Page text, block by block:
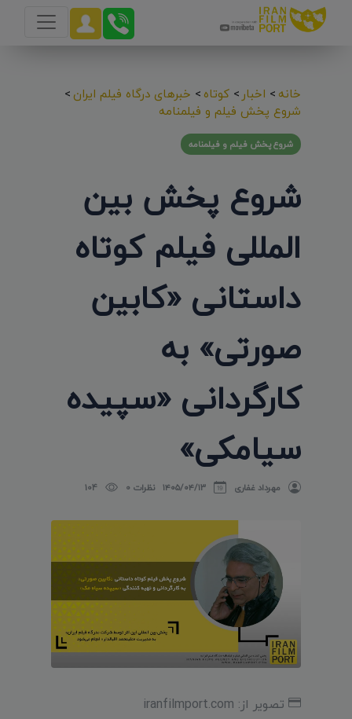
خانه> اخبار> کوتاه> خبرهای درگاه فیلم ایران>
شروع پخش فیلم و فیلمنامه
شروع پخش فیلم و فیلمنامه
شروع پخش بین
المللی فیلم کوتاه
داستانی «کابین
صورتی» به
کارگردانی «سپیده
سیامکی»
مهرداد غفاری ۱۴۰۵/۰۴/۱۳ نظرات 0 104
تصویر از: iranfilmport.com